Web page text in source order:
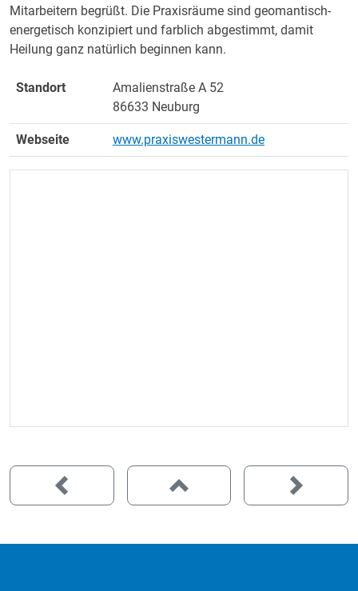
Mitarbeitern begrüßt. Die Praxisräume sind geomantisch-
energetisch konzipiert und farblich abgestimmt, damit
Heilung ganz natürlich beginnen kann.
Standort
Amalienstraße A 52
86633 Neuburg
Webseite www.praxiswestermann.de